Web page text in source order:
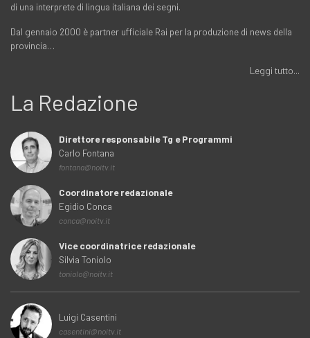
di una interprete di lingua italiana dei segni.
Dal gennaio 2000 è partner ufficiale Rai per la produzione di news della
provincia…
Leggi tutto...
La Redazione
Direttore responsabile Tg e Programmi
Carlo Fontana
fontana@noitv.it
Coordinatore redazionale
Egidio Conca
conca@noitv.it
Vice coordinatrice redazionale
Silvia Toniolo
toniolo@noitv.it
Luigi Casentini
casentini@noitv.it